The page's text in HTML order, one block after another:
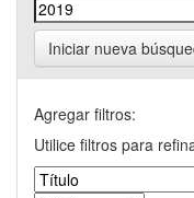
Iniciar nueva
Agregar filtros:
Utilice filtros para